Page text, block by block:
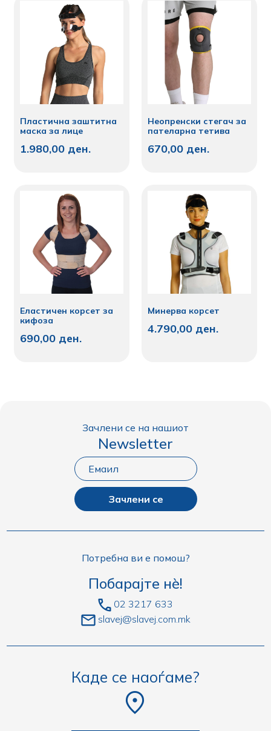
Пластична заштитна
маска за лице
1.980,00 ден.
Неопренски стегач за
пателарна тетива
670,00 ден.
Еластичен корсет за
кифоза
690,00 ден.
Минерва корсет
4.790,00 ден.
Зачлени се на нашиот
Newsletter
Зачлени се
Потребна ви е помош?
Побарајте нè!
02 3217 633
slavej@slavej.com.mk
Каде се наоѓаме?